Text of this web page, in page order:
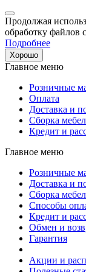
Продолжая
обработку файлов
Подробнее
Хорошо
Главное меню
Розничные
Оплата
Доставка и
Сборка
Кредит и
Главное меню
Розничные
Доставка и
Сборка
Способы
Кредит и
Обмен и
Гарантия
Акции и